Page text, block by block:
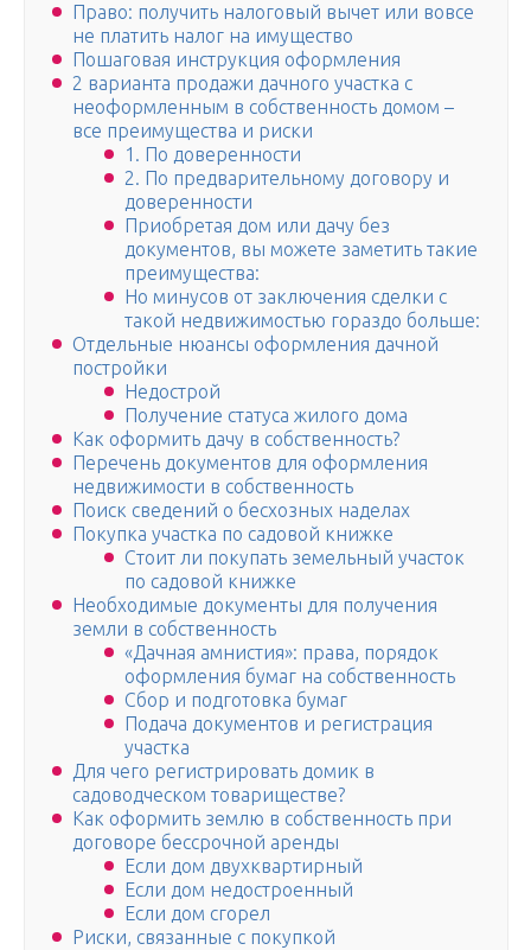
Право: получить налоговый вычет или вовсе
не платить налог на имущество
Пошаговая инструкция оформления
2 варианта продажи дачного участка с
неоформленным в собственность домом –
все преимущества и риски
1. По доверенности
2. По предварительному договору и
доверенности
Приобретая дом или дачу без
документов, вы можете заметить такие
преимущества:
Но минусов от заключения сделки с
такой недвижимостью гораздо больше:
Отдельные нюансы оформления дачной
постройки
Недострой
Получение статуса жилого дома
Как оформить дачу в собственность?
Перечень документов для оформления
недвижимости в собственность
Поиск сведений о бесхозных наделах
Покупка участка по садовой книжке
Стоит ли покупать земельный участок
по садовой книжке
Необходимые документы для получения
земли в собственность
«Дачная амнистия»: права, порядок
оформления бумаг на собственность
Сбор и подготовка бумаг
Подача документов и регистрация
участка
Для чего регистрировать домик в
садоводческом товариществе?
Как оформить землю в собственность при
договоре бессрочной аренды
Если дом двухквартирный
Если дом недостроенный
Если дом сгорел
Риски, связанные с покупкой